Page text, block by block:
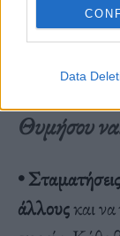
Data
να το
συνειδητές
από αυτά τα
Θυμήσου
•
άλλουςκαι